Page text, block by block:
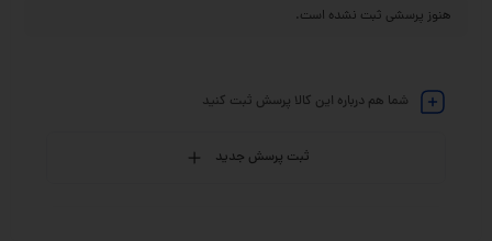
هنوز پرسشی ثبت نشده است.
شما هم درباره این کالا پرسش ثبت کنید
ثبت پرسش جدید